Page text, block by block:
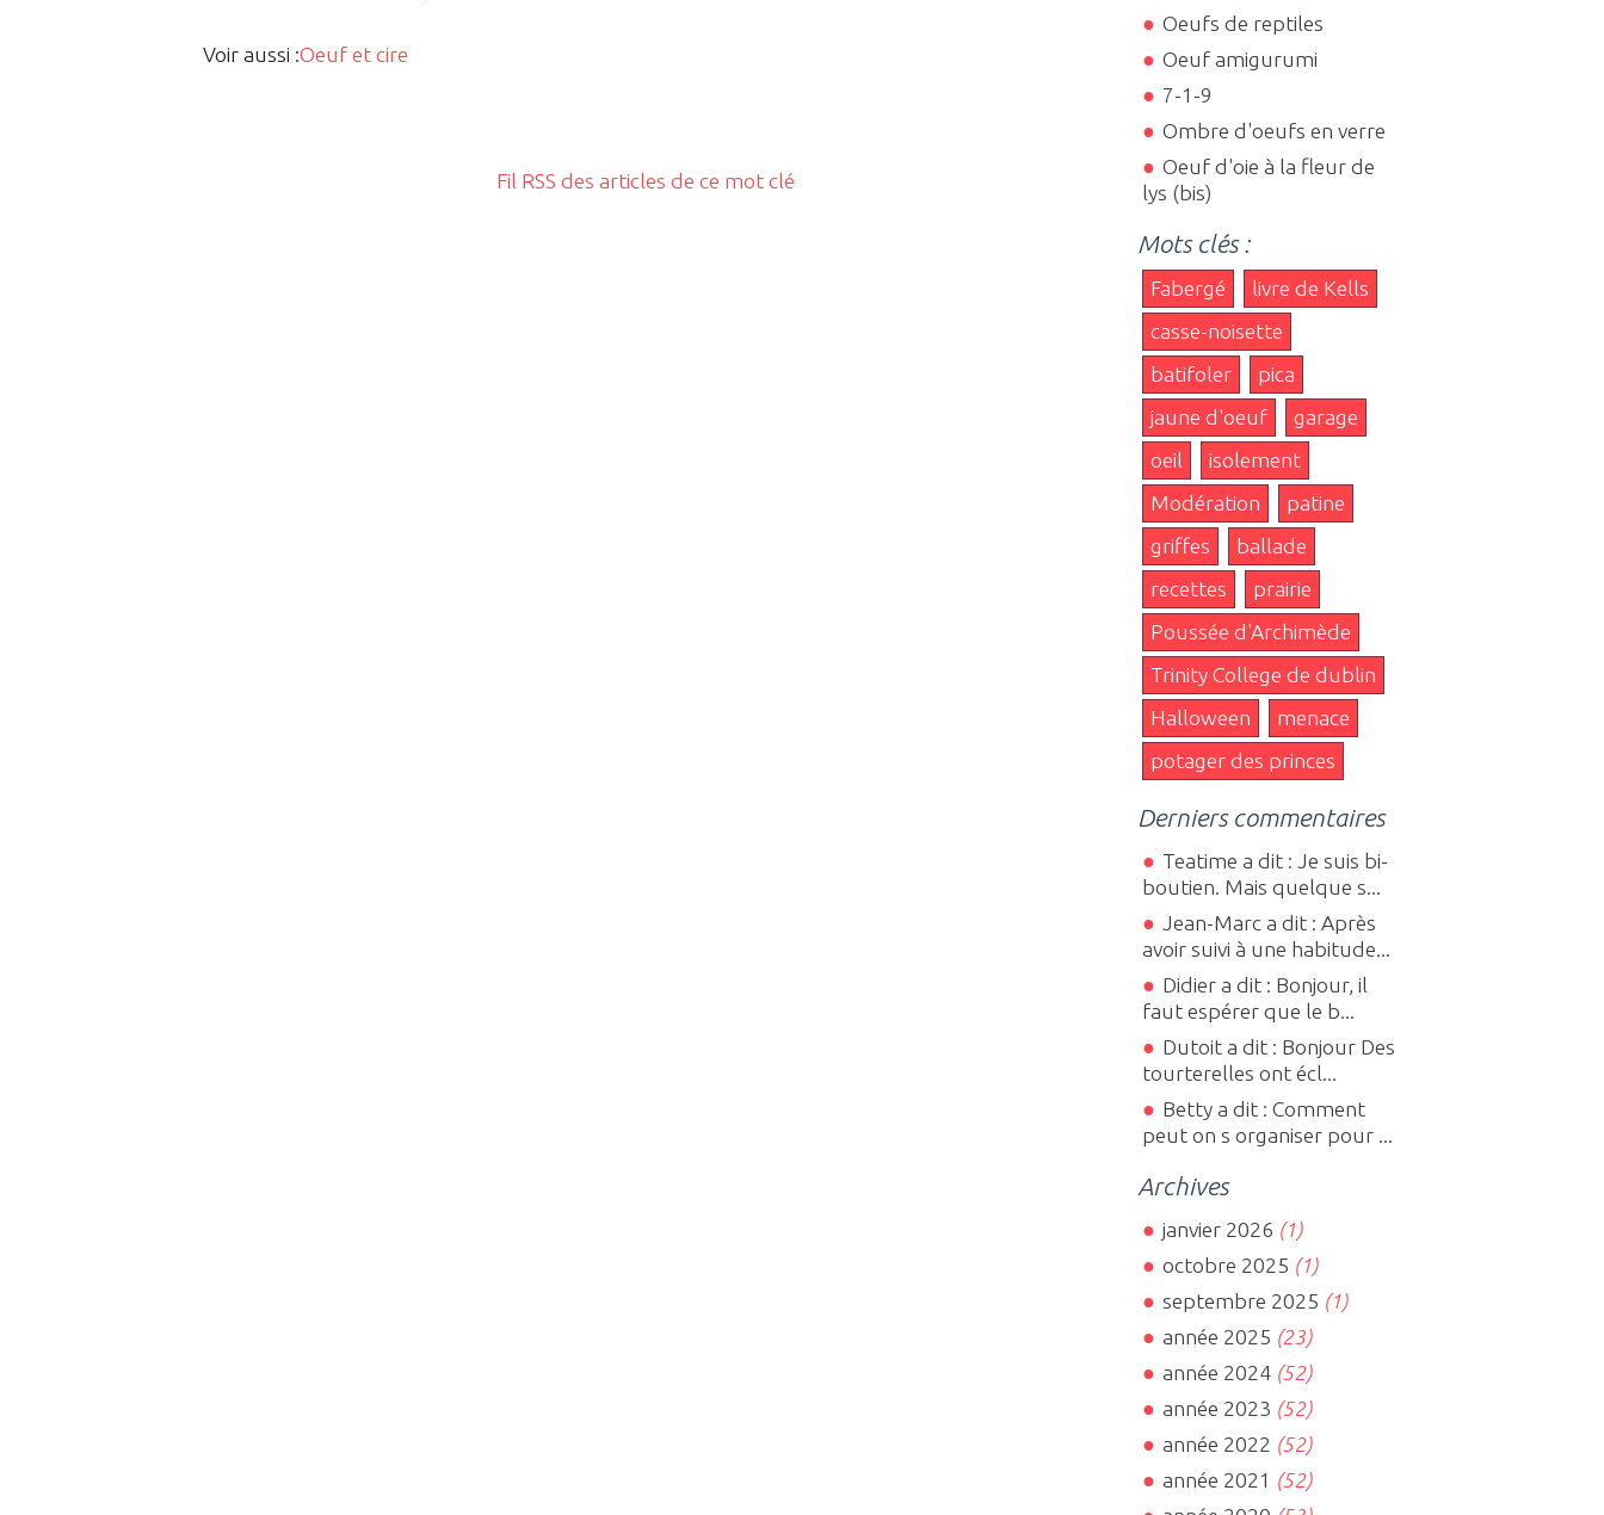
Voir aussi :Oeuf et cire
Fil RSS des articles de ce mot clé
Oeufs de reptiles
Oeuf amigurumi
7-1-9
Ombre d'oeufs en verre
Oeuf d'oie à la fleur de
lys (bis)
Mots clés :
Fabergé
livre de Kells
casse-noisette
batifoler
pica
jaune d'oeuf
garage
oeil
isolement
Modération
patine
griffes
ballade
recettes
prairie
Poussée d'Archimède
Trinity College de dublin
Halloween
menace
potager des princes
Derniers commentaires
Teatime a dit : Je suis bi-
boutien. Mais quelque s...
Jean-Marc a dit : Après
avoir suivi à une habitude...
Didier a dit : Bonjour, il
faut espérer que le b...
Dutoit a dit : Bonjour Des
tourterelles ont écl...
Betty a dit : Comment
peut on s organiser pour ...
Archives
janvier 2026 (1)
octobre 2025 (1)
septembre 2025 (1)
année 2025 (23)
année 2024(52)
année 2023 (52)
année 2022 (52)
année 2021 (52)